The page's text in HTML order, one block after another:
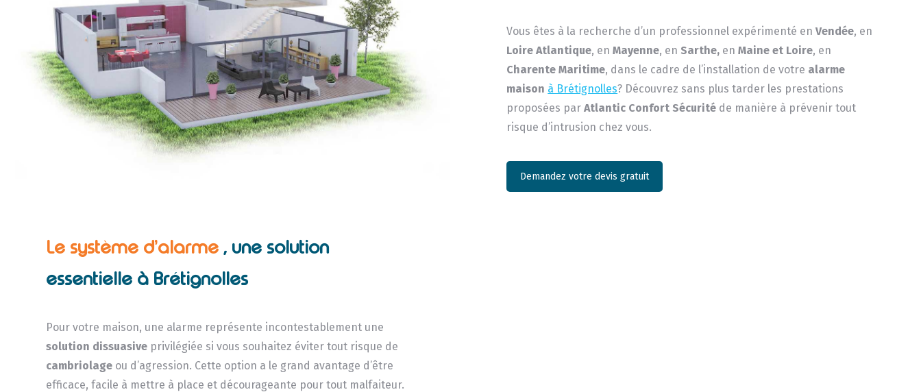
Vous êtes à la recherche d’un professionnel expérimenté enVendée, en
Loire Atlantique, en Mayenne, en Sarthe, en Maine et Loire, en
Charente Maritime, dans le cadre de l’installation de votre alarme
maison à Brétignolles? Découvrez sans plus tarder les prestations
proposées parAtlantic Confort Sécurité de manière à prévenir tout
risque d’intrusion chez vous.
Demandez votre devis gratuit
Le système d’alarme, une solution
essentielle à Brétignolles
Pour votre maison, une alarme représente incontestablement une
solution dissuasive privilégiée si vous souhaitez éviter tout risque de
cambriolage ou d’agression. Cette option a le grand avantage d’être
efficace, facile à mettre à place et décourageante pour tout malfaiteur.